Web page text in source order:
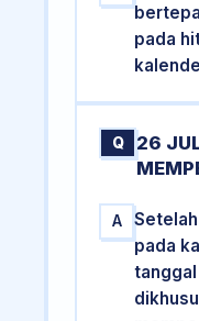
pada
Q
26
A
pada